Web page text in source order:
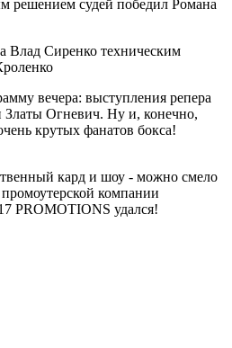
решением судей победил Романа
Влад Сиренко техническим
вечера: выступления репера
Огневич. Ну и, конечно,
крутых фанатов бокса!
кард и шоу - можно смело
компании
PROMOTIONS удался!